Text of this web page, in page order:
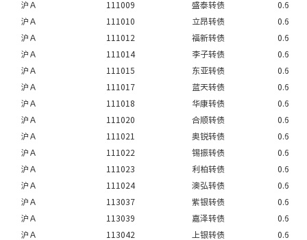
沪Ａ
111009 盛泰转债
0.6
沪Ａ
111010 立昂转债
0.6
沪Ａ
111012 福新转债
0.6
沪Ａ
111014 李子转债
0.6
沪Ａ
111015 东亚转债
0.6
沪Ａ
111017 蓝天转债
0.6
沪Ａ
111018 华康转债
0.6
沪Ａ
111020 合顺转债
0.6
沪Ａ
111021 奥锐转债
0.6
沪Ａ
111022 锡振转债
0.6
沪Ａ
111023 利柏转债
0.6
沪Ａ
111024 澳弘转债
0.6
沪Ａ
113037 紫银转债
0.6
沪Ａ
113039 嘉泽转债
0.6
沪Ａ
113042 上银转债
0.6